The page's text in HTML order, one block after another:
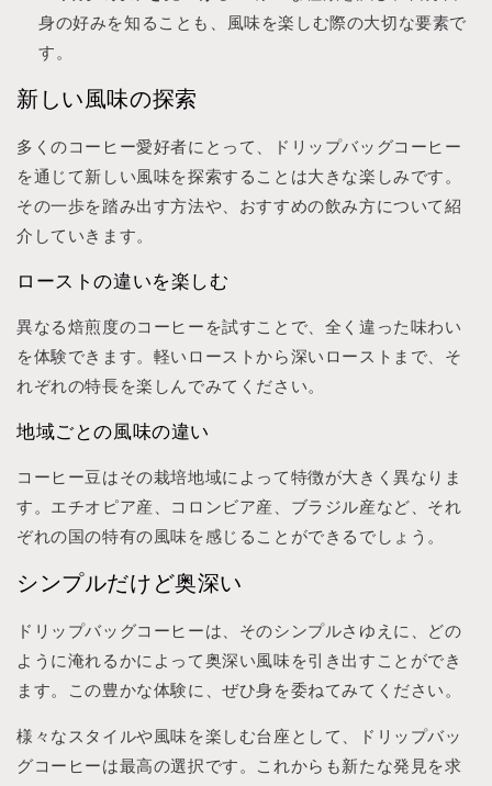
身の好みを知ることも、風味を楽しむ際の大切な要素で
す。
新しい風味の探索
多くのコーヒー愛好者にとって、ドリップバッグコーヒー
を通じて新しい風味を探索することは大きな楽しみです。
その一歩を踏み出す方法や、おすすめの飲み方について紹
介していきます。
ローストの違いを楽しむ
異なる焙煎度のコーヒーを試すことで、全く違った味わい
を体験できます。軽いローストから深いローストまで、そ
れぞれの特長を楽しんでみてください。
地域ごとの風味の違い
コーヒー豆はその栽培地域によって特徴が大きく異なりま
す。エチオピア産、コロンビア産、ブラジル産など、それ
ぞれの国の特有の風味を感じることができるでしょう。
シンプルだけど奥深い
ドリップバッグコーヒーは、そのシンプルさゆえに、どの
ように淹れるかによって奥深い風味を引き出すことができ
ます。この豊かな体験に、ぜひ身を委ねてみてください。
様々なスタイルや風味を楽しむ台座として、ドリップバッ
グコーヒーは最高の選択です。これからも新たな発見を求